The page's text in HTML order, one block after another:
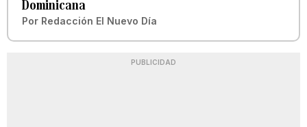
Dominicana
Por Redacción El Nuevo Día
PUBLICIDAD